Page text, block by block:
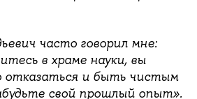
часто говорил мне:
в храме науки, вы
отказаться и быть чистым
свой прошлый опыт».